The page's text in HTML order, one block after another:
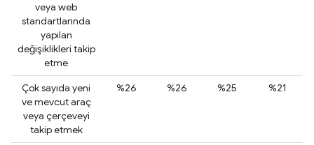
veya web
standartlarında
yapılan
değişiklikleri takip
etme
Çok sayıda yeni
ve mevcut araç
veya çerçeveyi
takip etmek
%26 %26 %25 %21